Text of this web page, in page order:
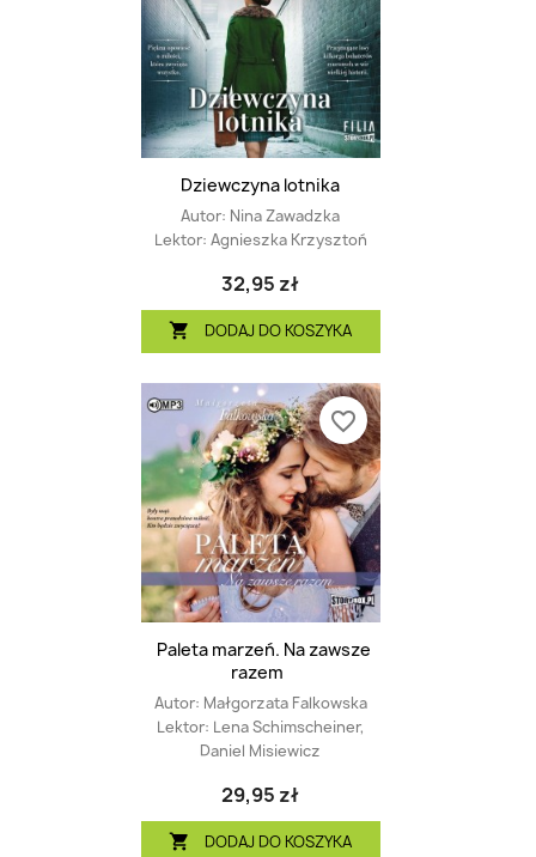
Dziewczyna lotnika
Autor: Nina Zawadzka
Lektor: Agnieszka Krzysztoń
32,95 zł
 DODAJ DO KOSZYKA
Paleta marzeń. Na zawsze
razem
Autor: Małgorzata Falkowska
Lektor: Lena Schimscheiner,
Daniel Misiewicz
29,95 zł
 DODAJ DO KOSZYKA
favorite_border